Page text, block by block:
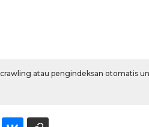
atau pengindeksan otomatis